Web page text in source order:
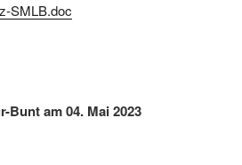
SMLB.doc
Bunt am 04. Mai 2023